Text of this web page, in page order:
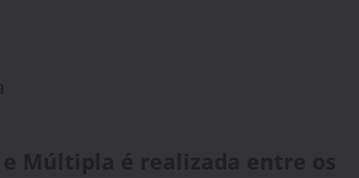
Múltipla é realizada entre os